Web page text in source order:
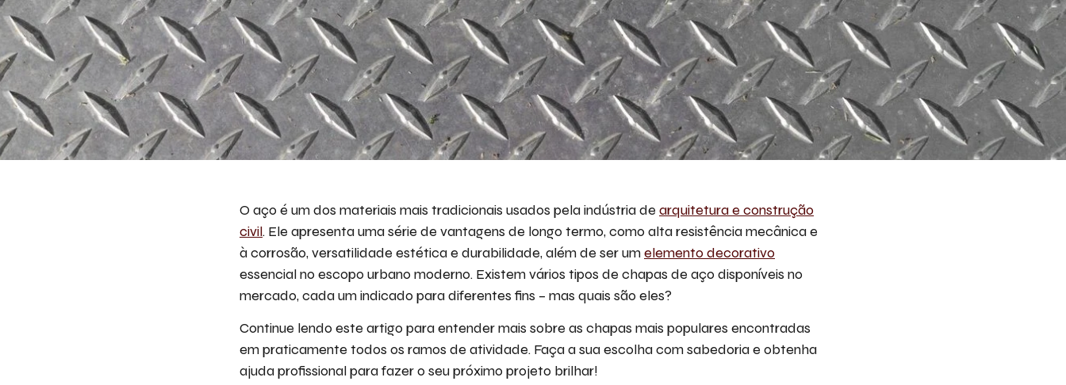
O aço é um dos materiais mais tradicionais usados pela indústria de arquitetura e construção
civil. Ele apresenta uma série de vantagens de longo termo, como alta resistência mecânica e
à corrosão, versatilidade estética e durabilidade, além de ser umelemento decorativo
essencial no escopo urbano moderno. Existem vários tipos de chapas de aço disponíveis no
mercado, cada um indicado para diferentes fins – mas quais são eles?
Continue lendo este artigo para entender mais sobre as chapas mais populares encontradas
em praticamente todos os ramos de atividade. Faça a sua escolha com sabedoria e obtenha
ajuda profissional para fazer o seu próximo projeto brilhar!